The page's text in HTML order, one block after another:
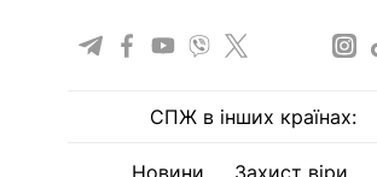
СПЖ в інших країнах:
Новини Захист віри